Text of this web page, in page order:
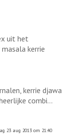
uit het
kerrie
kerrie djawa
combi...
23 aug 2013 om 21:40